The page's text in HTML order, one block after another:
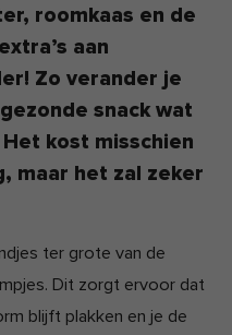
roomkaas en de
aan
Zo verander je
snack wat
kost misschien
maar het zal zeker
ter grote van de
Dit zorgt ervoor dat
blijft plakken en je de